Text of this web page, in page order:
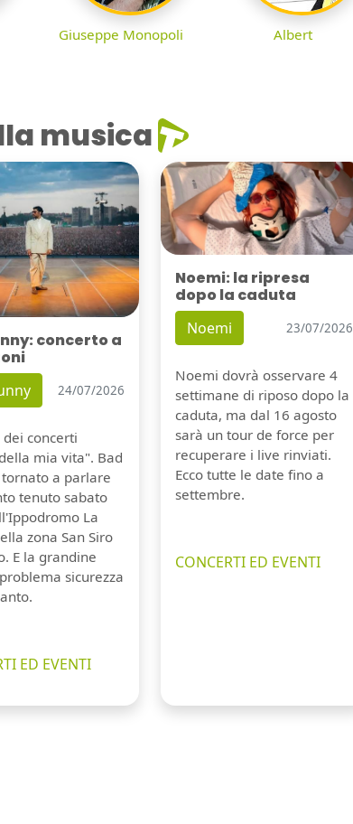
Giuseppe Monopoli Albert
musica
concerto a
24/07/2026
dei concerti
mia vita". Bad
a parlare
tenuto sabato
La
zona San Siro
E la grandine
sicurezza
ED EVENTI
Noemi: la ripresa
dopo la caduta
Noemi 23/07/2026
Noemi dovrà osservare 4
settimane di riposo dopo la
caduta, ma dal 16 agosto
sarà un tour de force per
recuperare i live rinviati.
Ecco tutte le date fino a
settembre.
CONCERTI ED EVENTI